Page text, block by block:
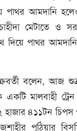
পাথর আমদানি
মেটাতে ও
দিয়ে পাথর
বলেন, আজ
মালবাহী ট্রেন
হাজার ৪১১টন চিপস
পুঠিয়ার